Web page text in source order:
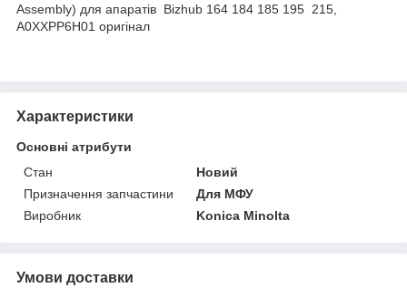
Assembly) для апаратів Bizhub 164 184 185 195 215,
A0XXPP6H01 оригінал
Характеристики
Основні атрибути
Стан
Новий
Призначення запчастини
Для МФУ
Виробник
Konica Minolta
Умови доставки